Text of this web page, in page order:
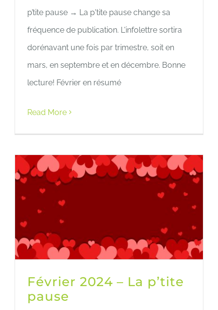
p’tite pause → La p'tite pause change sa
fréquence de publication. L'infolettre sortira
dorénavant une fois par trimestre, soit en
mars, en septembre et en décembre. Bonne
lecture! Février en résumé
Read More
Février 2024 – La p’tite
pause